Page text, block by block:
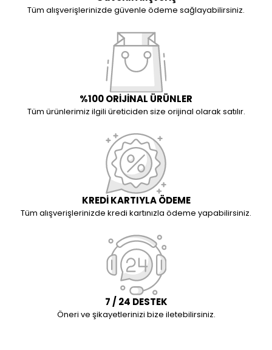
Tüm alışverişlerinizde güvenle ödeme sağlayabilirsiniz.
%100 ORİJİNAL ÜRÜNLER
Tüm ürünlerimiz ilgili üreticiden size orijinal olarak satılır.
KREDİ KARTIYLA ÖDEME
Tüm alışverişlerinizde kredi kartınızla ödeme yapabilirsiniz.
7 / 24 DESTEK
Öneri ve şikayetlerinizi bize iletebilirsiniz.